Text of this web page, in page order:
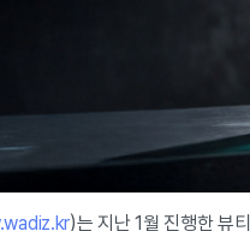
)는 지난 1월 진행한 뷰